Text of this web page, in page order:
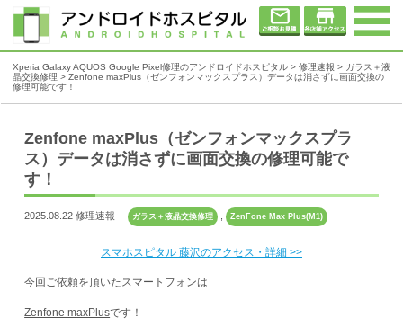
Xperia Galaxy AQUOS Google Pixel修理のアンドロイドホスピタル > 修理速報 > ガラス＋液
晶交換修理 > Zenfone maxPlus（ゼンフォンマックスプラス）データは消さずに画面交換の
修理可能です！
Zenfone maxPlus（ゼンフォンマックスプラ
ス）データは消さずに画面交換の修理可能で
す！
2025.08.22 修理速報 ガラス＋液晶交換修理 , ZenFone Max Plus(M1)
スマホスピタル 藤沢のアクセス・詳細 >>
今回ご依頼を頂いたスマートフォンは
Zenfone maxPlusです！